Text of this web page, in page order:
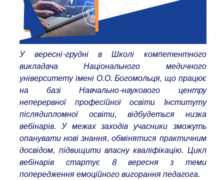
У вересні-грудні в Школі компетентного
викладача Національного медичного
університету імені О.О. Богомольця, що працює
на базі Навчально-наукового центру
неперервної професійної освіти Інституту
післядипломної освіти, відбудеться низка
вебінарів. У межах заходів учасники зможуть
опанувати нові знання, обмінятися практичним
досвідом, підвищити власну кваліфікацію. Цикл
вебінарів стартує 8 вересня з теми
попередження емоційного вигорання педагога.